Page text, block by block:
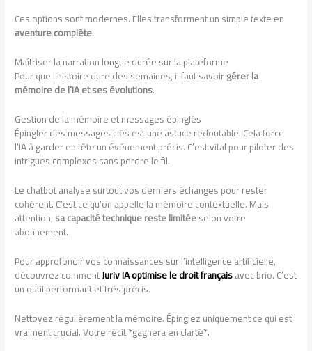
Ces options sont modernes. Elles transforment un simple texte en
aventure complète.
Maîtriser la narration longue durée sur la plateforme
Pour que l’histoire dure des semaines, il faut savoirgérer la
mémoire de l’IA et ses évolutions.
Gestion de la mémoire et messages épinglés
Épingler des messages clés est une astuce redoutable. Cela force
l’IA à garder en tête un événement précis. C’est vital pour piloter des
intrigues complexes sans perdre le fil.
Le chatbot analyse surtout vos derniers échanges pour rester
cohérent. C’est ce qu’on appelle la mémoire contextuelle. Mais
attention,sa capacité technique reste limitéeselon votre
abonnement.
Pour approfondir vos connaissances sur l’intelligence artificielle,
découvrez commentJuriv IA optimise le droit françaisavec brio. C’est
un outil performant et très précis.
Nettoyez régulièrement la mémoire. Épinglez uniquement ce qui est
vraiment crucial. Votre récit *gagnera en clarté*.